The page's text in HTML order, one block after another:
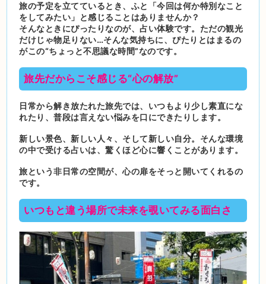
旅の予定を立てているとき、ふと「今回は何か特別なこと
をしてみたい」と感じることはありませんか？
そんなときにぴったりなのが、占い体験です。ただの観光
だけじゃ物足りない…そんな気持ちに、ぴたりとはまるの
がこの“ちょっと不思議な時間”なのです。
旅先だからこそ感じる“心の解放”
日常から解き放たれた旅先では、いつもより少し素直にな
れたり、普段は言えない悩みを口にできたりします。
新しい景色、新しい人々、そして新しい自分。そんな環境
の中で受ける占いは、驚くほど心に響くことがあります。
旅という非日常の空間が、心の扉をそっと開いてくれるの
です。
いつもと違う場所で未来を覗いてみる面白さ